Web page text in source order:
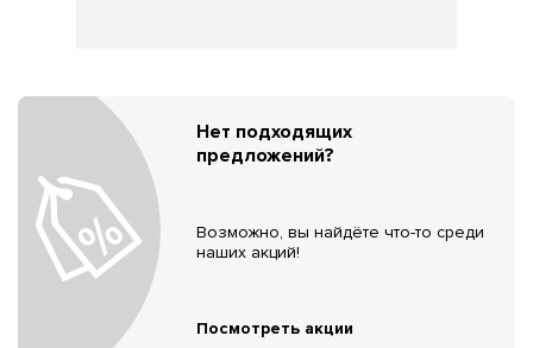
Нет подходящих
предложений?
Возможно, вы найдёте что-то среди
наших акций!
Посмотреть акции